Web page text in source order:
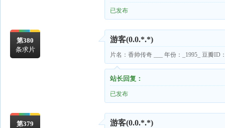
已发布
第380
条求片
游客(0.0.*.*)
片名：香帅传奇 ___ 年份：_1995_ 豆瓣ID
站长回复：
已发布
第379
游客(0.0.*.*)